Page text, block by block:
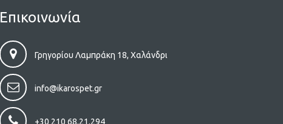
Επικοινωνία
Γρηγορίου Λαμπράκη 18, Χαλάνδρι
info@ikarospet.gr
+30 210 68.21.294